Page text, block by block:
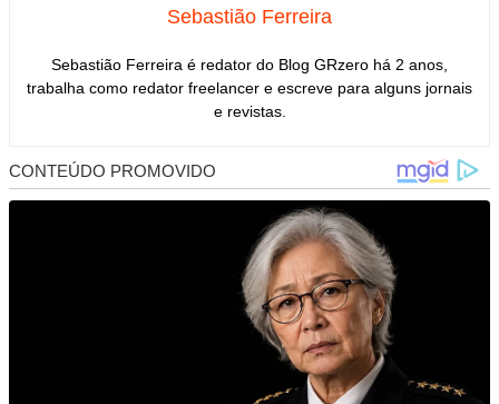
Sebastião Ferreira
Sebastião Ferreira é redator do Blog GRzero há 2 anos,
trabalha como redator freelancer e escreve para alguns jornais
e revistas.